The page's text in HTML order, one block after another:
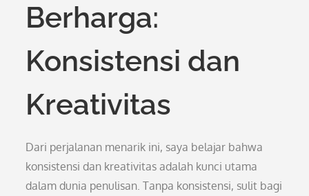
Berharga:
Konsistensi dan
Kreativitas
Dari perjalanan menarik ini, saya belajar bahwa
konsistensi dan kreativitas adalah kunci utama
dalam dunia penulisan. Tanpa konsistensi, sulit bagi